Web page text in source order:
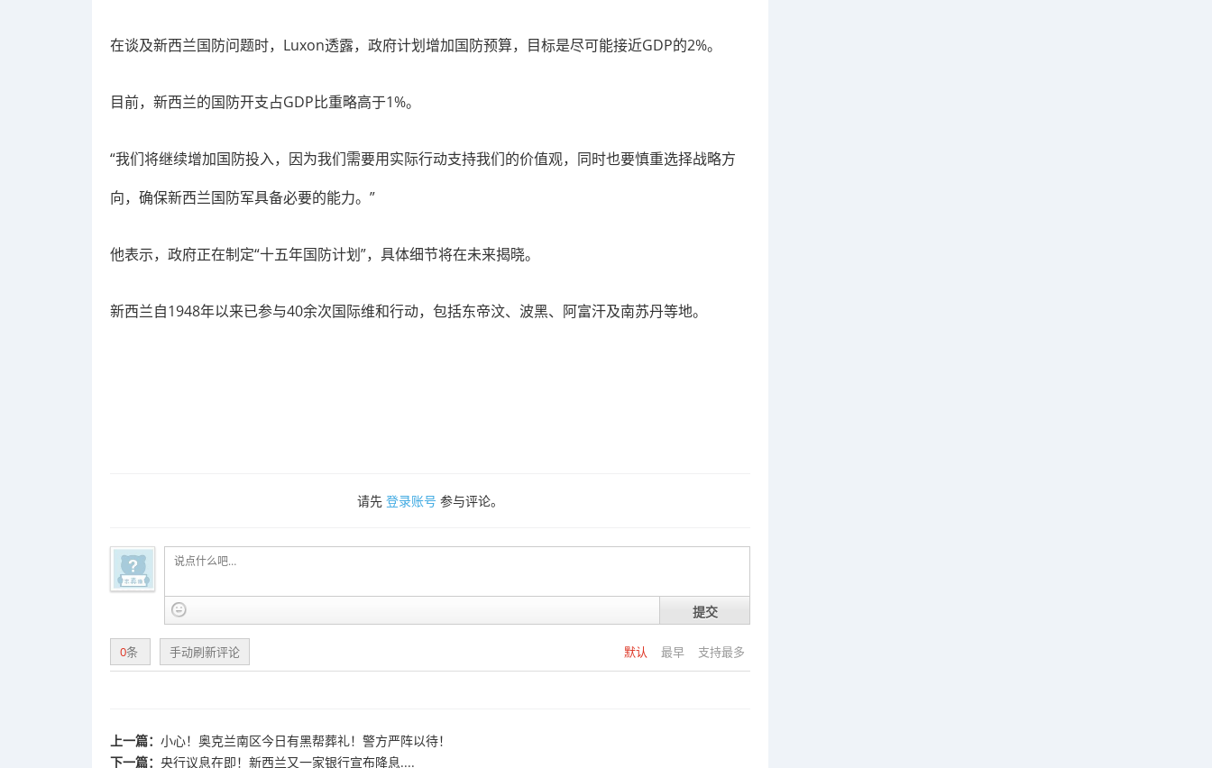
在谈及新西兰国防问题时，Luxon透露，政府计划增加国防预算，目标是尽可能接近GDP的2%。
目前，新西兰的国防开支占GDP比重略高于1%。
“我们将继续增加国防投入，因为我们需要用实际行动支持我们的价值观，同时也要慎重选择战略方
向，确保新西兰国防军具备必要的能力。”
他表示，政府正在制定“十五年国防计划”，具体细节将在未来揭晓。
新西兰自1948年以来已参与40余次国际维和行动，包括东帝汶、波黑、阿富汗及南苏丹等地。
请先 登录账号 参与评论。
提交
默认 最早 支持最多
0条 手动刷新评论
上一篇： 小心！奥克兰南区今日有黑帮葬礼！警方严阵以待！
下一篇： 央行议息在即！新西兰又一家银行宣布降息....